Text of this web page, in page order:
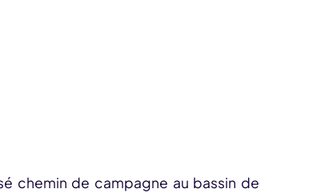
chemin de campagne au bassin de